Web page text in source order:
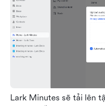
Lark Minutes sẽ tải lên